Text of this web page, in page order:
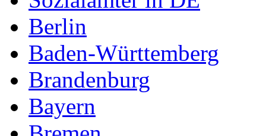
Berlin
Baden-Württemberg
Brandenburg
Bayern